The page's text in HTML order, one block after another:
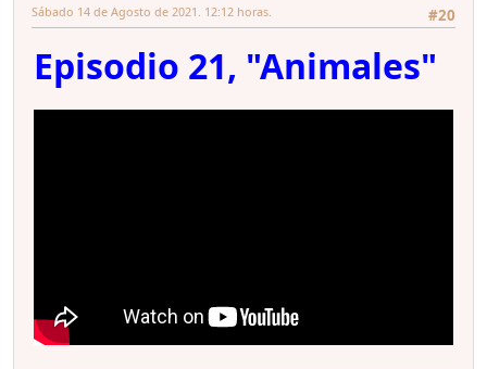
#20
Sábado 14 de Agosto de 2021. 12:12 horas.
Episodio 21, "Animales"